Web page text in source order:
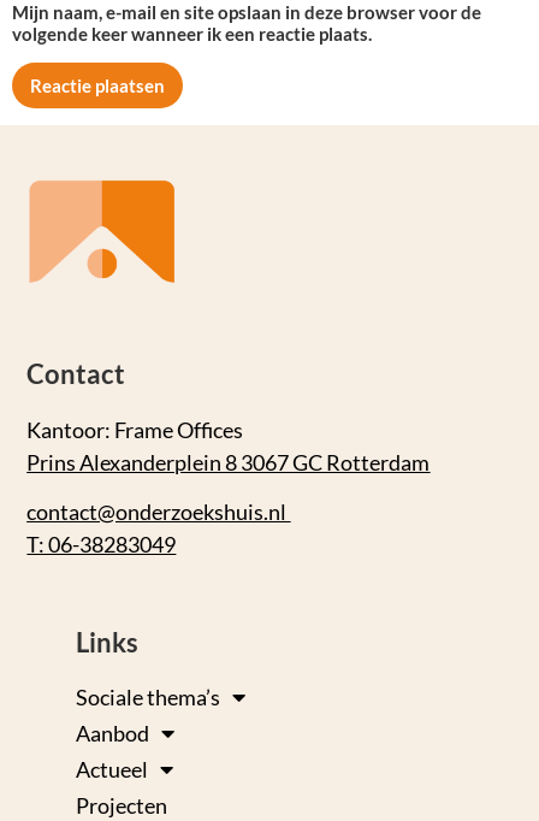
Mijn naam, e-mail en site opslaan in deze browser voor de
volgende keer wanneer ik een reactie plaats.
Contact
Kantoor: Frame Offices
Prins Alexanderplein 8 3067 GC Rotterdam
contact@onderzoekshuis.nl
T: 06-38283049
Links
Sociale thema’s
Aanbod
Actueel
Projecten